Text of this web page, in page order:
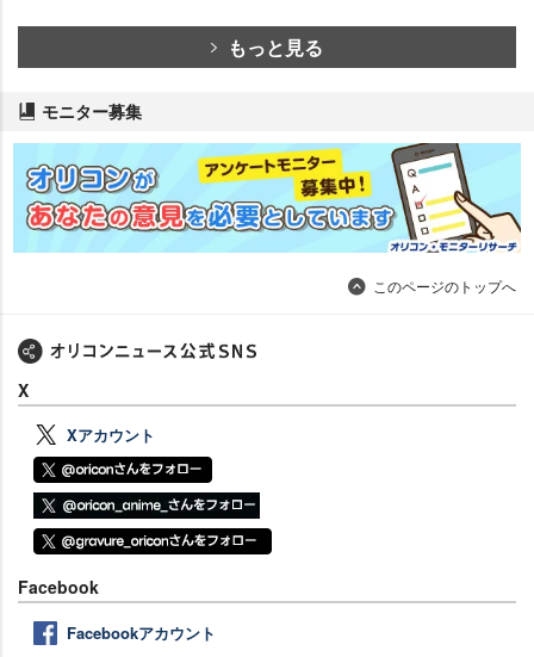
もっと見る
モニター募集
このページのトップへ
X
Xアカウント
Facebook
Facebookアカウント